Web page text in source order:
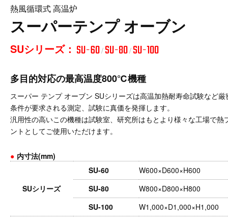
熱風循環式 高温炉
スーパーテンプ オーブン
SUシリーズ： SU-60/ SU-80/ SU-100
多目的対応の最高温度800℃機種
スーパー テンプ オーブン SUシリーズは高温加熱耐寿命試験など厳
条件が要求される測定、試験に真価を発揮します。
汎用性の高いこの機種は試験室、研究所はもとより様々な工場で熱
ントとしてご使用いただけます。
● 内寸法(mm)
SUシリーズ
SU-60
W600×D600×H600
SU-80
W800×D800×H800
SU-100
W1,000×D1,000×H1,000